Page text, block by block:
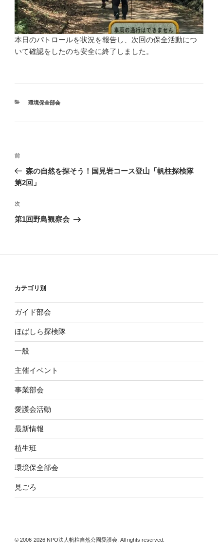
本日のパトロールを状況を報告し、次回の保全活動につ
いて確認をしたのち安全に終了しました。
カ
環境保全部会
投
ナ
ゲ
ー
前
の
投
前
森の自然を探そう！国見岩コース登山「帆柱探検隊
第2回」
次
の
次
第1回野鳥観察会
カテゴリ別
ガイド部会
ほばしら探検隊
一般
主催イベント
事業部会
愛護会活動
最新情報
植生班
環境保全部会
見ごろ
© 2006-2026 NPO法人帆柱自然公園愛護会, All rights reserved.